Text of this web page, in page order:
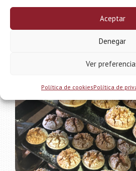
Aceptar
Denegar
Ver
Política de cookiesPolítica de